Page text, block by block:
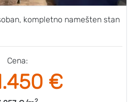
kompletno namešten stan
Cena:
€